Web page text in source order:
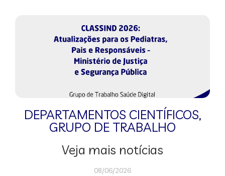
DEPARTAMENTOS CIENTÍFICOS,
GRUPO DE TRABALHO
Veja mais notícias
08/06/2026